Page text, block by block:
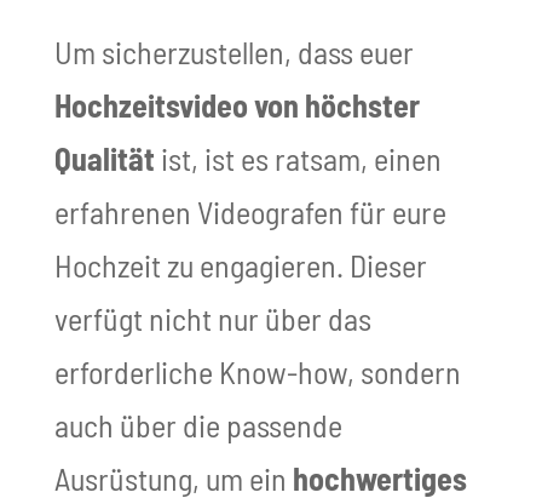
Um sicherzustellen, dass euer
Hochzeitsvideo von höchster
Qualität ist, ist es ratsam, einen
erfahrenen Videografen für eure
Hochzeit zu engagieren. Dieser
verfügt nicht nur über das
erforderliche Know-how, sondern
auch über die passende
Ausrüstung, um ein hochwertiges